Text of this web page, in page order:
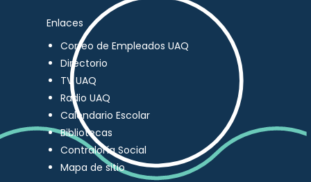
Enlaces
Correo de Empleados UAQ
Directorio
TV UAQ
Radio UAQ
Calendario Escolar
Bibliotecas
Contraloría Social
Mapa de sitio